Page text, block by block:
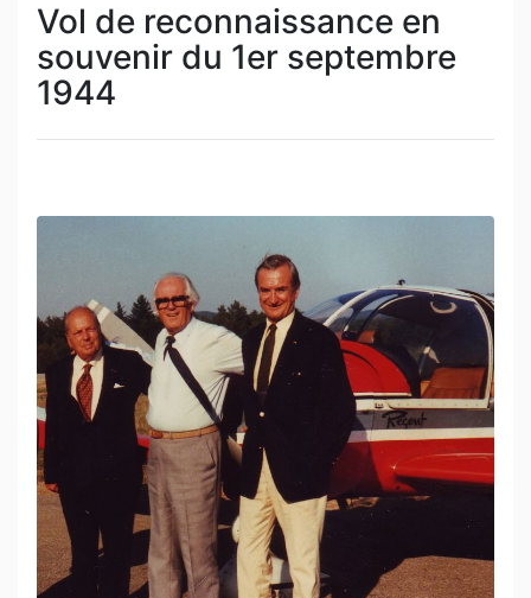
Vol de reconnaissance en
souvenir du 1er septembre
1944